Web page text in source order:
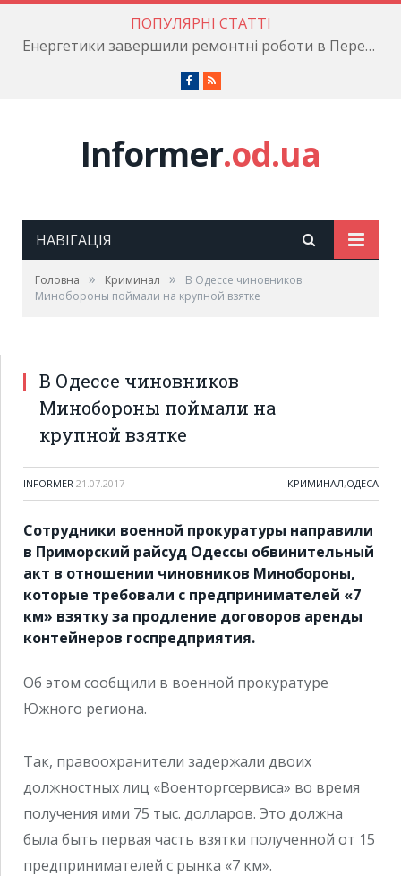
ПОПУЛЯРНІ СТАТТІ
Енергетики завершили ремонтні роботи в Пересипському районі
Facebook
RSS
Informer.od.ua
НАВІГАЦІЯ
Головна » Криминал »
В Одессе чиновников
Минобороны поймали на крупной взятке
В Одессе чиновников
Минобороны поймали на
крупной взятке
INFORMER 21.07.2017 КРИМИНАЛ,ОДЕСА
Сотрудники военной прокуратуры направили
в Приморский райсуд Одессы обвинительный
акт в отношении чиновников Минобороны,
которые требовали с предпринимателей «7
км» взятку за продление договоров аренды
контейнеров госпредприятия.
Об этом сообщили в военной прокуратуре
Южного региона.
Так, правоохранители задержали двоих
должностных лиц «Военторгсервиса» во время
получения ими 75 тыс. долларов. Это должна
была быть первая часть взятки полученной от 15
предпринимателей с рынка «7 км».